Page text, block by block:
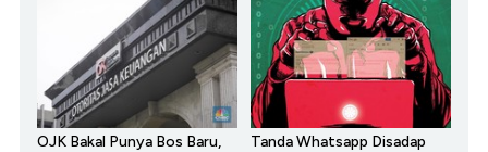
OJK Bakal Punya Bos Baru,
Tanda Whatsapp Disadap